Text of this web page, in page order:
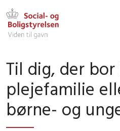
Til dig, der bor
plejefamilie
børne- og